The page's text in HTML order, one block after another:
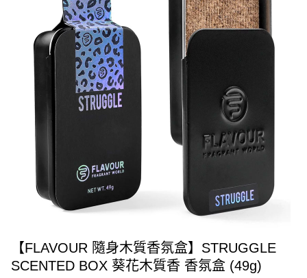
【FLAVOUR 隨身木質香氛盒】STRUGGLE
SCENTED BOX 葵花木質香 香氛盒 (49g)